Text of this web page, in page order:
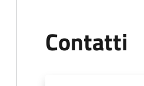
Contatti